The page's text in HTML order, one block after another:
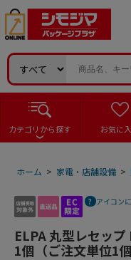
カテゴリから探す お気に
ホーム > 家電・店舗設備 >
アイコン
ELPA 丸型レセッ
1個（ご注文単位1